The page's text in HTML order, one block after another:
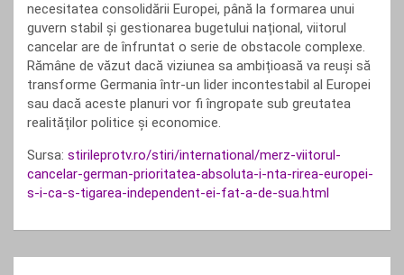
necesitatea consolidării Europei, până la formarea unui
guvern stabil și gestionarea bugetului național, viitorul
cancelar are de înfruntat o serie de obstacole complexe.
Rămâne de văzut dacă viziunea sa ambițioasă va reuși să
transforme Germania într-un lider incontestabil al Europei
sau dacă aceste planuri vor fi îngropate sub greutatea
realităților politice și economice.
Sursa: stirileprotv.ro/stiri/international/merz-viitorul-
cancelar-german-prioritatea-absoluta-i-nta-rirea-europei-
s-i-ca-s-tigarea-independent-ei-fat-a-de-sua.html